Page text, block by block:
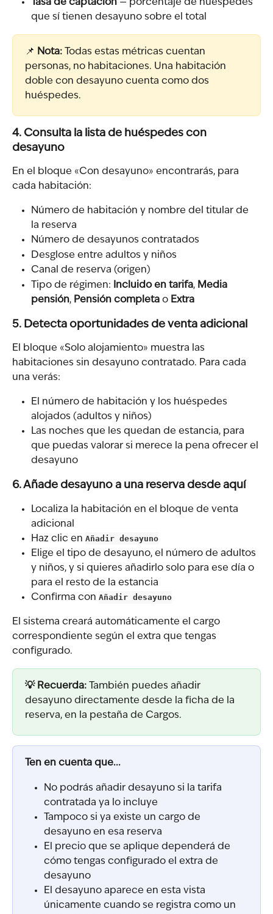
Tasa de captación — porcentaje de huéspedes
que sí tienen desayuno sobre el total
📌 Nota: Todas estas métricas cuentan
personas, no habitaciones. Una habitación
doble con desayuno cuenta como dos
huéspedes.
4. Consulta la lista de huéspedes con
desayuno
En el bloque «Con desayuno» encontrarás, para
cada habitación:
Número de habitación y nombre del titular de
la reserva
Número de desayunos contratados
Desglose entre adultos y niños
Canal de reserva (origen)
Tipo de régimen:
Incluido en tarifa, Media
pensión, Pensión completa o Extra
5. Detecta oportunidades de venta adicional
El bloque «Solo alojamiento» muestra las
habitaciones sin desayuno contratado. Para cada
una verás:
El número de habitación y los huéspedes
alojados (adultos y niños)
Las noches que les quedan de estancia, para
que puedas valorar si merece la pena ofrecer el
desayuno
6. Añade desayuno a una reserva desde aquí
Localiza la habitación en el bloque de venta
adicional
Haz clic en Añadir desayuno
Elige el tipo de desayuno, el número de adultos
y niños, y si quieres añadirlo solo para ese día o
para el resto de la estancia
Confirma con Añadir desayuno
El sistema creará automáticamente el cargo
correspondiente según el extra que tengas
configurado.
💡 Recuerda: También puedes añadir
desayuno directamente desde la ficha de la
reserva, en la pestaña de Cargos.
Ten en cuenta que...
No podrás añadir desayuno si la tarifa
contratada ya lo incluye
Tampoco si ya existe un cargo de
desayuno en esa reserva
El precio que se aplique dependerá de
cómo tengas configurado el extra de
desayuno
El desayuno aparece en esta vista
únicamente cuando se registra como un